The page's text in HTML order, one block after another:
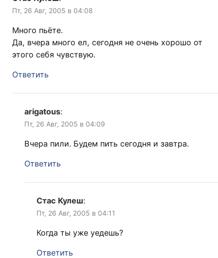
Пт, 26 Авг, 2005 в 04:08
Много пьёте.
Да, вчера много ел, сегодня не очень хорошо от
этого себя чувствую.
Ответить
arigatous:
Пт, 26 Авг, 2005 в 04:09
Вчера пили. Будем пить сегодня и завтра.
Ответить
Стас Кулеш:
Пт, 26 Авг, 2005 в 04:11
Когда ты уже уедешь?
Ответить